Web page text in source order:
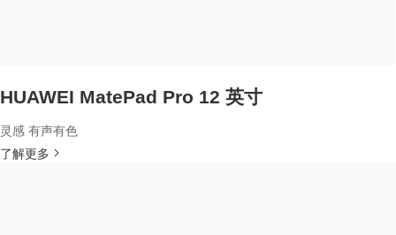
HUAWEI MatePad Pro 12 英寸
灵感 有声有色
了解更多